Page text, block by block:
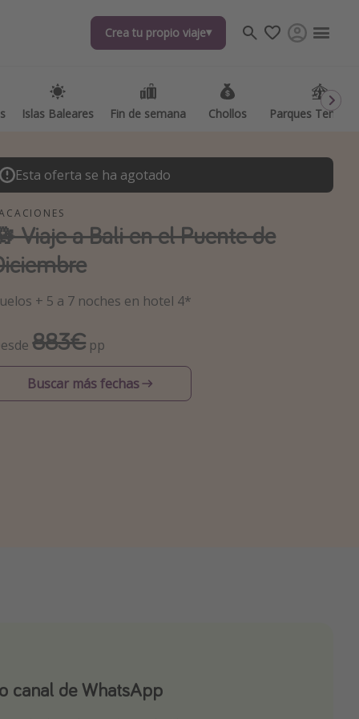
Crea tu propio viaje
Islas Baleares Fin de semana Chollos Parques
Crea tu propio viaje
Islas Baleares Fin de semana Chollos Parques
destinos
Esta oferta se ha agotado
Viaje a Bali en el Puente de
+ 5 a 7 noches en hotel 4*
883€ pp
Buscar más fechas
canal de WhatsApp
canal de Telegram!